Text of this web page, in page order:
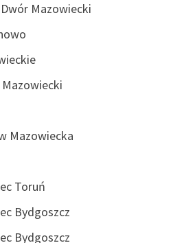
Mazowiecki
Mazowiecki
Mazowiecka
Toruń
Bydgoszcz
Bydgoszcz